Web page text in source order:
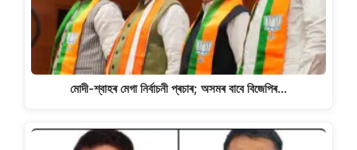
মোদী-শ্বাহৰ মেগা নিৰ্বাচনী প্ৰচাৰ; অসমৰ বাবে বিজেপিৰ…